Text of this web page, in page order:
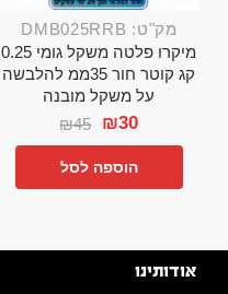
מק"ט: DMB025RRB
מיקרו פלטה משקל גומי 0.25
קג קוטר חור 35ממ להלבשה
על משקל מובנה
₪45 ₪30
הוספה לסל
אודותינו